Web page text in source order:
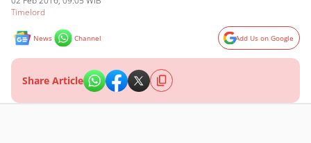
Timelord
News Channel Add Us on Google
Share Article